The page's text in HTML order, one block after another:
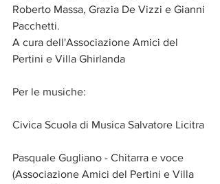
Roberto Massa, Grazia De Vizzi e Gianni
Pacchetti.
A cura dell'Associazione Amici del
Pertini e Villa Ghirlanda
Per le musiche:
Civica Scuola di Musica Salvatore Licitra
Pasquale Gugliano - Chitarra e voce
(Associazione Amici del Pertini e Villa